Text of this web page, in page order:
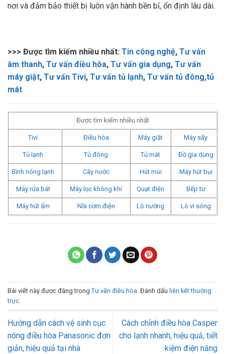
nơi và đảm bảo thiết bị luôn vận hành bền bỉ, ổn định lâu dài.
>>> Được tìm kiếm nhiều nhất: Tin công nghệ, Tư vấn
âm thanh, Tư vấn điều hòa, Tư vấn gia dụng, Tư vấn
máy giặt, Tư vấn Tivi, Tư vấn tủ lạnh, Tư vấn tủ đông,tủ
mát
Được tìm kiếm nhiều nhất
Tivi Điều hòa Máy giặt Máy sấy
Tủ lạnh Tủ đông Tủ mát Đồ gia dụng
Bình nóng lạnh Cây nước Hút mùi Máy hút bụi
Máy rửa bát Máy lọc không khí Quạt điện Bếp từ
Máy hút ẩm Nồi cơm điện Lò nướng Lò vi sóng
Bài viết này được đăng trong Tư vấn điều hòa . Đánh dấu liên kết thường
trực
Hướng dẫn cách vệ sinh cục
nóng điều hòa Panasonic đơn
giản, hiệu quả tại nhà
Cách chỉnh điều hòa Casper
cho lạnh nhanh, hiệu quả, tiết
kiệm điện năng